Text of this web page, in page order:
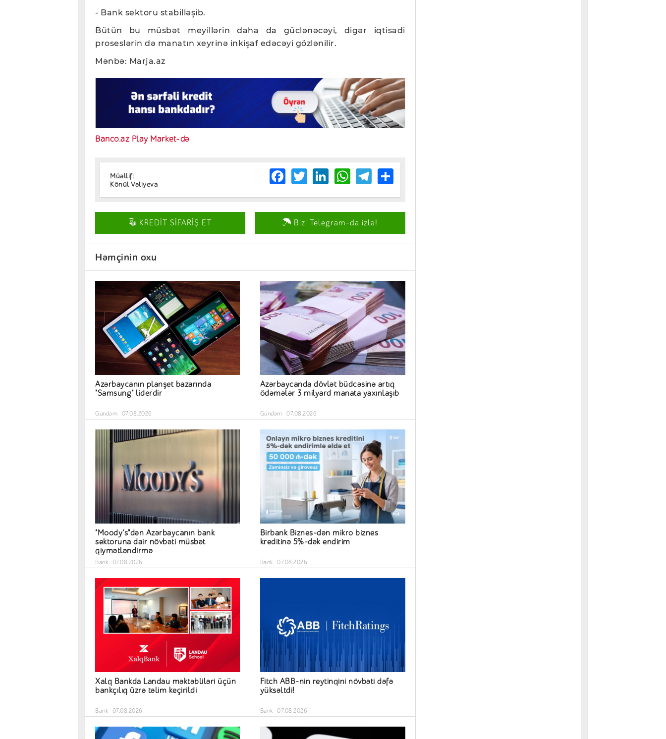
- Bank sektoru stabilləşib.
Bütün bu müsbət meyillərin daha da güclənəcəyi, digər iqtisadi
proseslərin də manatın xeyrinə inkişaf edəcəyi gözlənilir.
Mənbə: Marja.az
Banco.az Play Market-də
Müəllif:
Könül Vəliyeva
Facebook
TwitterLinkedIn
WhatsApp
Telegram
Share
KREDİT SİFARİŞ ET Bizi Telegram-da izlə!
Həmçinin oxu
Azərbaycanın planşet bazarında
"Samsung" liderdir
Gündəm 07.08.2026
Azərbaycanda dövlət büdcəsinə artıq
ödəmələr 3 milyard manata yaxınlaşıb
Gündəm 07.08.2026
"Moody’s"dən Azərbaycanın bank
sektoruna dair növbəti müsbət
qiymətləndirmə
Bank 07.08.2026
Birbank Biznes-dən mikro biznes
kreditinə 5%-dək endirim
Bank 07.08.2026
Xalq Bankda Landau məktəbliləri üçün
bankçılıq üzrə təlim keçirildi
Bank 07.08.2026
Fitch ABB-nin reytinqini növbəti dəfə
yüksəltdi!
Bank 07.08.2026